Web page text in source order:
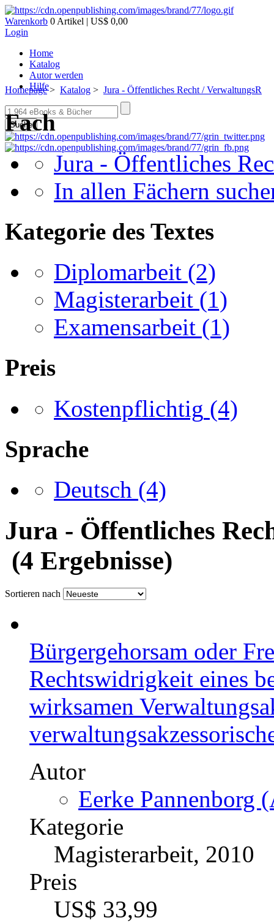
Warenkorb 0 Artikel | US$ 0,00
Login
Home
Katalog
Autor werden
Hilfe
Suche
Homepage> Katalog > Jura - Öffentliches Recht / VerwaltungsR
Fach
Jura - Öffentliches
In allen Fächern
Kategorie des Textes
Diplomarbeit (2)
Magisterarbeit (1)
Examensarbeit (1)
Preis
Kostenpflichtig (4)
Sprache
Deutsch (4)
Jura - Öffentliches
(4 Ergebnisse)
Sortieren nach
Bürgergehorsam oder
Rechtswidrigkeit eines
wirksamen
Autor
Eerke Pannenborg
Kategorie
Magisterarbeit, 2010
Preis
US$ 33,99